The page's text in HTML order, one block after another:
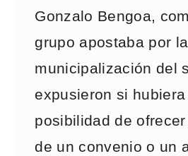
Gonzalo Bengoa,
grupo apostaba por la
municipalización del
expusieron si
posibilidad de
de un convenio o un